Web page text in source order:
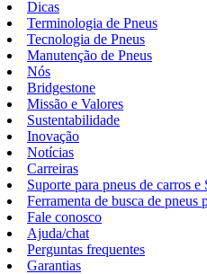
Dicas
Terminologia de Pneus
Tecnologia de Pneus
Manutenção de Pneus
Nós
Bridgestone
Missão e Valores
Sustentabilidade
Inovação
Notícias
Carreiras
Suporte para pneus de carros e
Ferramenta de busca de pneus
Fale conosco
Ajuda/chat
Perguntas frequentes
Garantias